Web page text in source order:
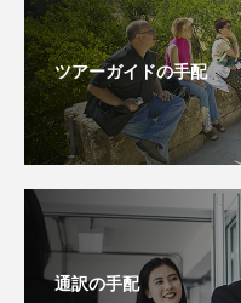
ツアーガイドの手配
通訳の手配